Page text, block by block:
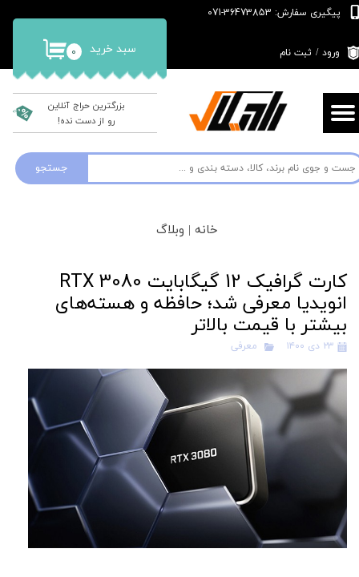
جستجو
پیگیری سفارش: 36473853-071
۰ سبد خرید ورود / ثبت نام
تغییر گذر واژه
سفارشات
بزرگترین حراج آنلاین
رو از دست نده!
خانه | وبلاگ
کارت گرافیک 12 گیگابایت RTX 3080
انویدیا معرفی شد؛ حافظه و هسته‌های
بیشتر با قیمت بالاتر
۲۳ دی ۱۴۰۰ معرفی